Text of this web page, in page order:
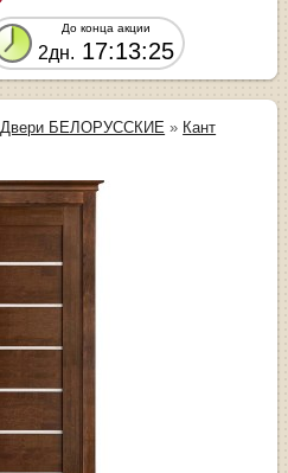
До конца акции
2дн. 17:13:25
Двери БЕЛОРУССКИЕ » Кант